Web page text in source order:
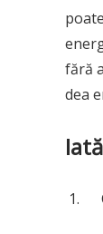
fără
dea
1.